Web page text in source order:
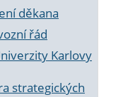
děkana
řád
Karlovy
strategických